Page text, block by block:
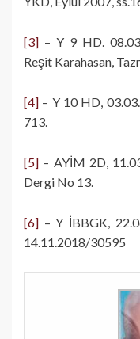
[3] – Y 9 HD.
Reşit Karahasan,
[4] – Y 10 HD,
713.
[5] – AYİM 2D,
Dergi No 13.
[6] – Y İBBGK,
14.11.2018/30595